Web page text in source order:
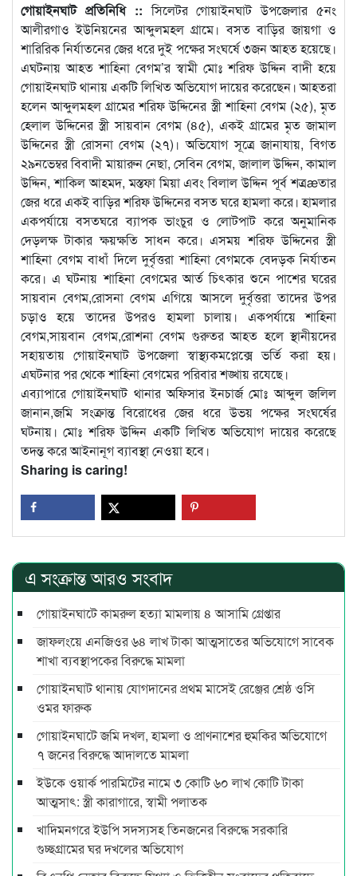
গোয়াইনঘাট প্রতিনিধি :: সিলেটর গোয়াইনঘাট উপজেলার ৫নং
আলীরগাও ইউনিয়নের আব্দুলমহল গ্রামে। বসত বাড়ির জায়গা ও
শারিরিক নির্যাতনের জের ধরে দুই পক্ষের সংঘর্ষে ৩জন আহত হয়েছে।
এঘটনায় আহত শাহিনা বেগম’র স্বামী মোঃ শরিফ উদ্দিন বাদী হয়ে
গোয়াইনঘাট থানায় একটি লিখিত অভিযোগ দায়ের করেছেন। আহতরা
হলেন আব্দুলমহল গ্রামের শরিফ উদ্দিনের স্ত্রী শাহিনা বেগম (২৫), মৃত
হেলাল উদ্দিনের স্ত্রী সায়বান বেগম (৪৫), একই গ্রামের মৃত জামাল
উদ্দিনের স্ত্রী রোসনা বেগম (২৭)। অভিযোগ সূত্রে জানাযায়, বিগত
২৯নভেম্বর বিবাদী মায়ারুন নেছা, সেবিন বেগম, জালাল উদ্দিন, কামাল
উদ্দিন, শাকিল আহমদ, মস্তফা মিয়া এবং বিলাল উদ্দিন পূর্ব শত্রæতার
জের ধরে একই বাড়ির শরিফ উদ্দিনের বসত ঘরে হামলা করে। হামলার
একপর্যায়ে বসতঘরে ব্যাপক ভাংচুর ও লোটপাট করে অনুমানিক
দেড়লক্ষ টাকার ক্ষয়ক্ষতি সাধন করে। এসময় শরিফ উদ্দিনের স্ত্রী
শাহিনা বেগম বাধাঁ দিলে দুর্বৃত্তরা শাহিনা বেগমকে বেদড়ক নির্যাতন
করে। এ ঘটনায় শাহিনা বেগমের আর্ত চিৎকার শুনে পাশের ঘরের
সায়বান বেগম,রোসনা বেগম এগিয়ে আসলে দুর্বৃত্তরা তাদের উপর
চড়াও হয়ে তাদের উপরও হামলা চালায়। একপর্যায়ে শাহিনা
বেগম,সায়বান বেগম,রোশনা বেগম গুরুতর আহত হলে স্থানীয়দের
সহায়তায় গোয়াইনঘাট উপজেলা স্বাস্থ্যকমপ্লেক্সে ভর্তি করা হয়।
এঘটনার পর থেকে শাহিনা বেগমের পরিবার শঙ্খায় রযেছে।
এব্যাপারে গোয়াইনঘাট থানার অফিসার ইনচার্জ মোঃ আব্দুল জলিল
জানান,জমি সংক্রান্ত বিরোধের জের ধরে উভয় পক্ষের সংঘর্ষের
ঘটনায়। মোঃ শরিফ উদ্দিন একটি লিখিত অভিযোগ দায়ের করেছে
তদন্ত করে আইনানূগ ব্যাবস্থা নেওয়া হবে।
Sharing is caring!
এ সংক্রান্ত আরও সংবাদ
গোয়াইনঘাটে কামরুল হত্যা মামলায় ৪ আসামি গ্রেপ্তার
জাফলংয়ে এনজিওর ৬৪ লাখ টাকা আত্মসাতের অভিযোগে সাবেক
শাখা ব্যবস্থাপকের বিরুদ্ধে মামলা
গোয়াইনঘাট থানায় যোগদানের প্রথম মাসেই রেঞ্জের শ্রেষ্ঠ ওসি
ওমর ফারুক
গোয়াইনঘাটে জমি দখল, হামলা ও প্রাণনাশের হুমকির অভিযোগে
৭ জনের বিরুদ্ধে আদালতে মামলা
ইউকে ওয়ার্ক পারমিটের নামে ৩ কোটি ৬০ লাখ কোটি টাকা
আত্মসাৎ: স্ত্রী কারাগারে, স্বামী পলাতক
খাদিমনগরে ইউপি সদস্যসহ তিনজনের বিরুদ্ধে সরকারি
গুচ্ছগ্রামের ঘর দখলের অভিযোগ